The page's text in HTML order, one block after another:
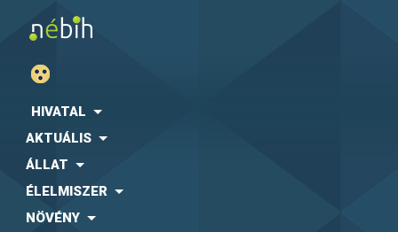
HIVATAL
AKTUÁLIS
ÁLLAT
ÉLELMISZER
NÖVÉNY